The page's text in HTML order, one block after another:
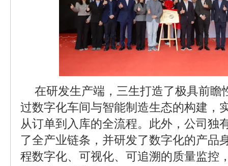
在研发生产端，三生打造了极具前瞻
过数字化车间与智能制造生态的构建，
从订单到入库的全流程。此外，公司独
了全产业链条，并研发了数字化的产品
程数字化、可视化、可追溯的质量监控